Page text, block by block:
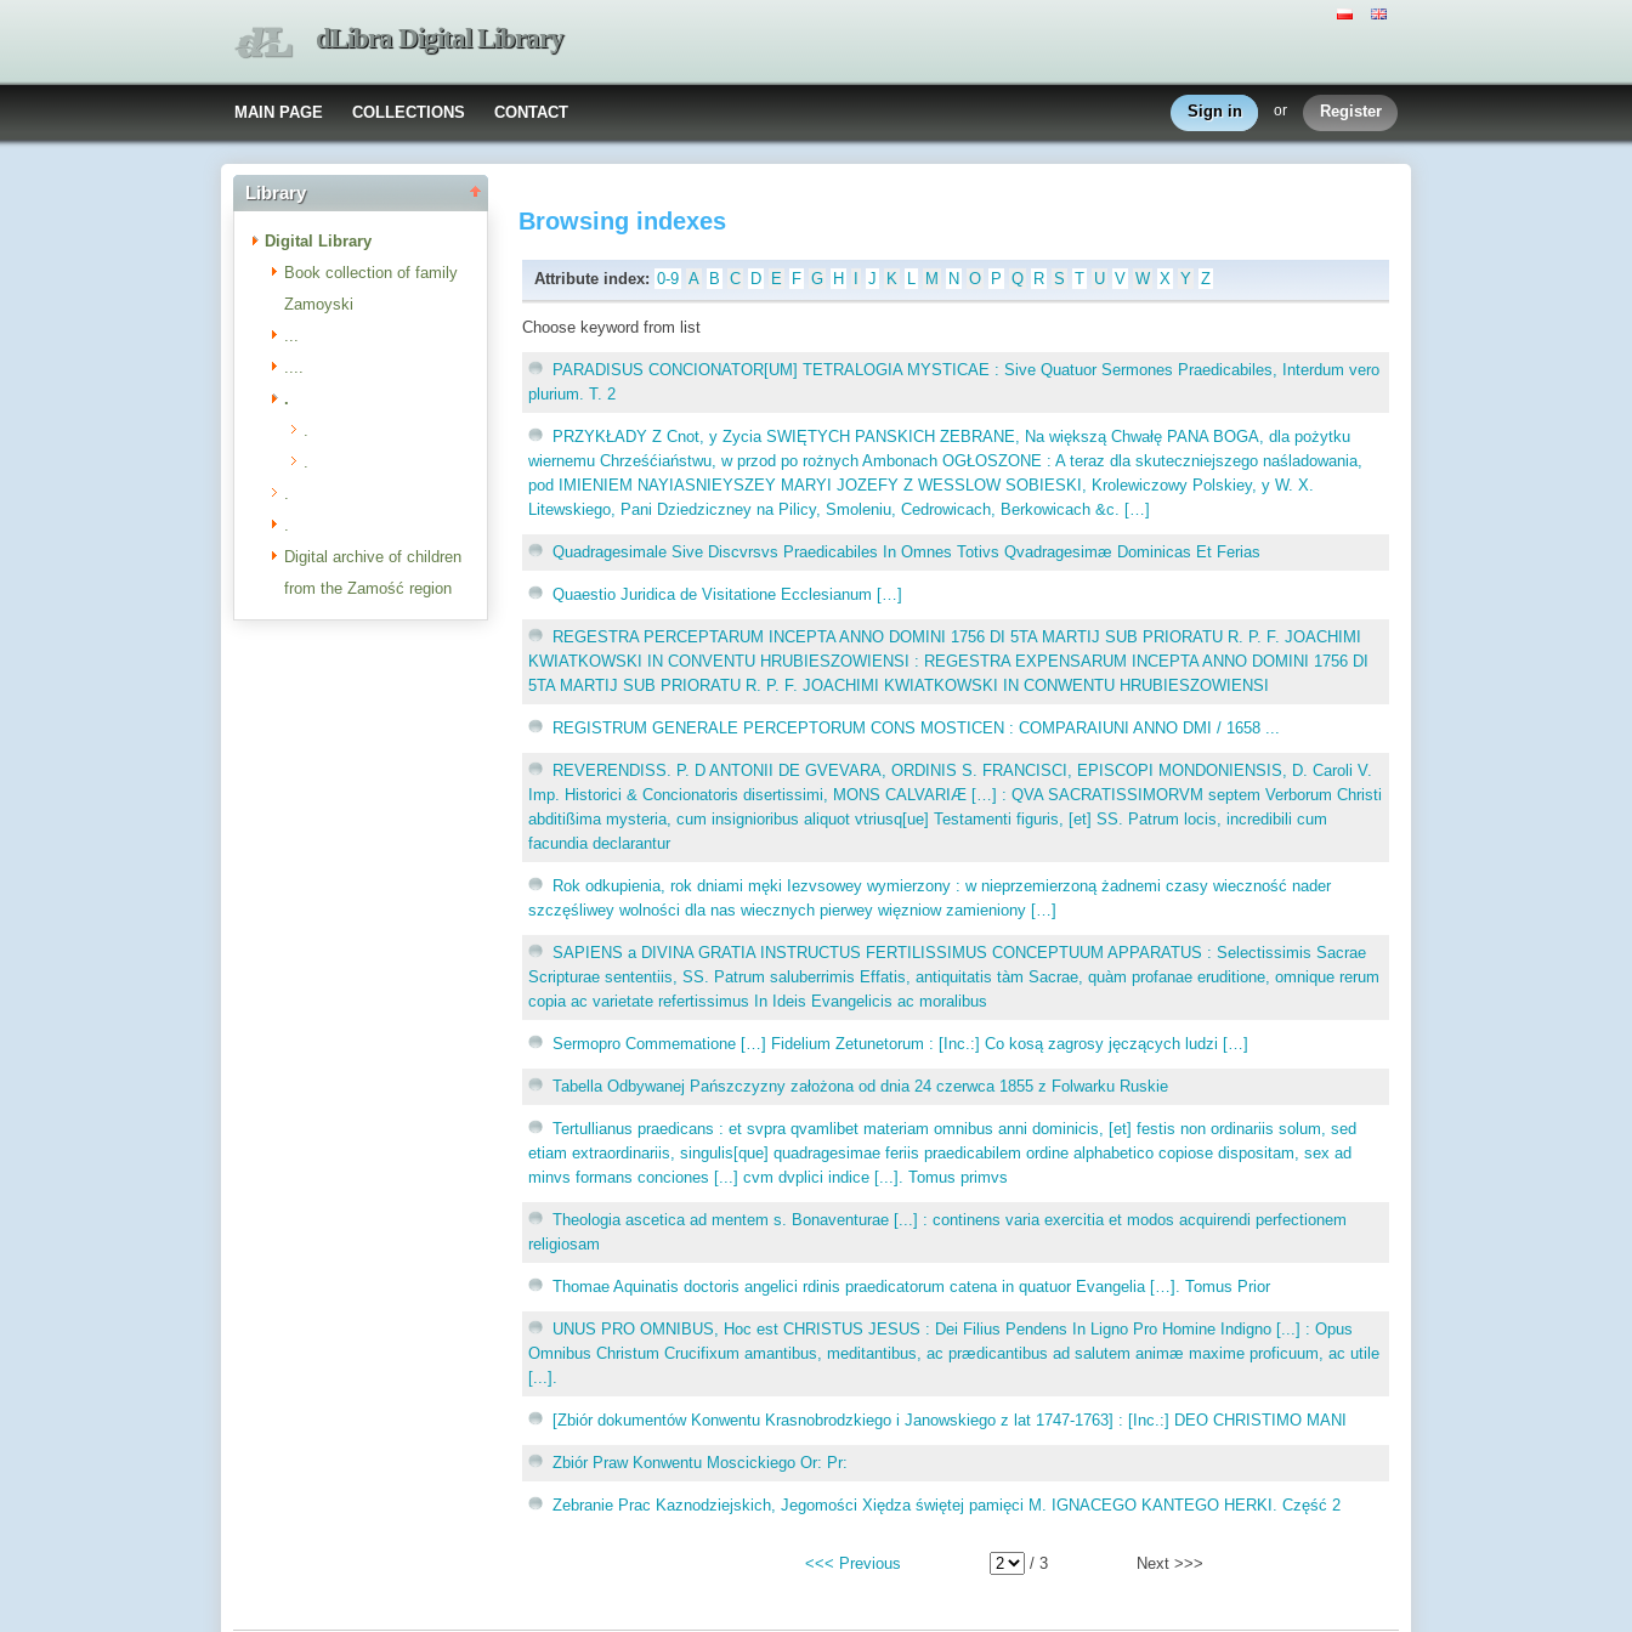
dLibra Digital Library
MAIN PAGE COLLECTIONS CONTACT Sign in or Register
Library
Digital Library
Book collection of family
Zamoyski
...
....
.
.
.
.
.
Digital archive of children
from the Zamość region
Browsing indexes
Attribute index: 0-9 A B C D E F G H J K L M N O P Q R S T U V W X Y Z
Choose keyword from list
PARADISUS CONCIONATOR[UM] TETRALOGIA MYSTICAE : Sive Quatuor Sermones Praedicabiles, Interdum vero
plurium. T. 2
PRZYKŁADY Z Cnot, y Zycia SWIĘTYCH PANSKICH ZEBRANE, Na większą Chwałę PANA BOGA, dla pożytku
wiernemu Chrześćiaństwu, w przod po rożnych Ambonach OGŁOSZONE : A teraz dla skuteczniejszego naśladowania,
pod IMIENIEM NAYIASNIEYSZEY MARYI JOZEFY Z WESSLOW SOBIESKI, Krolewiczowy Polskiey, y W. X.
Litewskiego, Pani Dziedziczney na Pilicy, Smoleniu, Cedrowicach, Berkowicach &c. […]
Quadragesimale Sive Discvrsvs Praedicabiles In Omnes Totivs Qvadragesimæ Dominicas Et Ferias
Quaestio Juridica de Visitatione Ecclesianum […]
REGESTRA PERCEPTARUM INCEPTA ANNO DOMINI 1756 DI 5TA MARTIJ SUB PRIORATU R. P. F. JOACHIMI
KWIATKOWSKI IN CONVENTU HRUBIESZOWIENSI : REGESTRA EXPENSARUM INCEPTA ANNO DOMINI 1756 DI
5TA MARTIJ SUB PRIORATU R. P. F. JOACHIMI KWIATKOWSKI IN CONWENTU HRUBIESZOWIENSI
REGISTRUM GENERALE PERCEPTORUM CONS MOSTICEN : COMPARAIUNI ANNO DMI / 1658 ...
REVERENDISS. P. D ANTONII DE GVEVARA, ORDINIS S. FRANCISCI, EPISCOPI MONDONIENSIS, D. Caroli V.
Imp. Historici & Concionatoris disertissimi, MONS CALVARIÆ […] : QVA SACRATISSIMORVM septem Verborum Christi
abditißima mysteria, cum insignioribus aliquot vtriusq[ue] Testamenti figuris, [et] SS. Patrum locis, incredibili cum
facundia declarantur
Rok odkupienia, rok dniami męki Iezvsowey wymierzony : w nieprzemierzoną żadnemi czasy wieczność nader
szczęśliwey wolności dla nas wiecznych pierwey więzniow zamieniony […]
SAPIENS a DIVINA GRATIA INSTRUCTUS FERTILISSIMUS CONCEPTUUM APPARATUS : Selectissimis Sacrae
Scripturae sententiis, SS. Patrum saluberrimis Effatis, antiquitatis tàm Sacrae, quàm profanae eruditione, omnique rerum
copia ac varietate refertissimus In Ideis Evangelicis ac moralibus
Sermopro Commematione […] Fidelium Zetunetorum : [Inc.:] Co kosą zagrosy jęczących ludzi […]
Tabella Odbywanej Pańszczyzny założona od dnia 24 czerwca 1855 z Folwarku Ruskie
Tertullianus praedicans : et svpra qvamlibet materiam omnibus anni dominicis, [et] festis non ordinariis solum, sed
etiam extraordinariis, singulis[que] quadragesimae feriis praedicabilem ordine alphabetico copiose dispositam, sex ad
minvs formans conciones [...] cvm dvplici indice [...]. Tomus primvs
Theologia ascetica ad mentem s. Bonaventurae [...] : continens varia exercitia et modos acquirendi perfectionem
religiosam
Thomae Aquinatis doctoris angelici rdinis praedicatorum catena in quatuor Evangelia […]. Tomus Prior
UNUS PRO OMNIBUS, Hoc est CHRISTUS JESUS : Dei Filius Pendens In Ligno Pro Homine Indigno [...] : Opus
Omnibus Christum Crucifixum amantibus, meditantibus, ac prædicantibus ad salutem animæ maxime proficuum, ac utile
[...].
[Zbiór dokumentów Konwentu Krasnobrodzkiego i Janowskiego z lat 1747-1763] : [Inc.:] DEO CHRISTIMO MANI
Zbiór Praw Konwentu Moscickiego Or: Pr:
Zebranie Prac Kaznodziejskich, Jegomości Xiędza świętej pamięci M. IGNACEGO KANTEGO HERKI. Część 2
<<< Previous / 3 Next >>>